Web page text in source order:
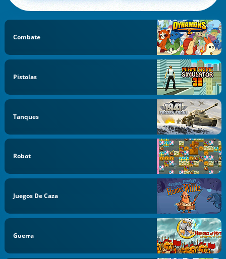
Combate
Pistolas
Tanques
Robot
Juegos De Caza
Guerra